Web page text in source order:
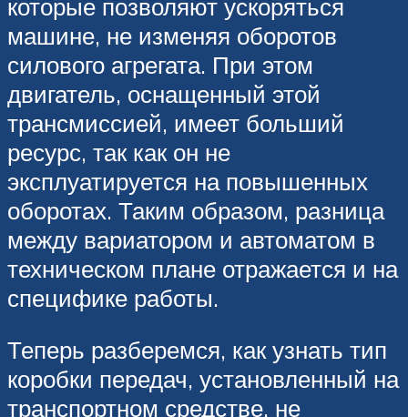
которые позволяют ускоряться
машине, не изменяя оборотов
силового агрегата. При этом
двигатель, оснащенный этой
трансмиссией, имеет больший
ресурс, так как он не
эксплуатируется на повышенных
оборотах. Таким образом, разница
между вариатором и автоматом в
техническом плане отражается и на
специфике работы.
Теперь разберемся, как узнать тип
коробки передач, установленный на
транспортном средстве, не